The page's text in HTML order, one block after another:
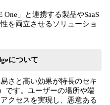
」と連携する製品やSaaS
を両立させるソリューショ
について
さと高い効果が特長のセキ
です。ユーザーの場所や端
クセスを実現し、悪意ある